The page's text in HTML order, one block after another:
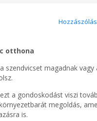
Hozzászólás
otthona
szendvicset magadnak vagy
a gondoskodást viszi
megoldás,
is.